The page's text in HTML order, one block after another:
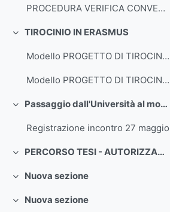
PROCEDURA VERIFICA CONVENZIONAMENTO
Minimizza
TIROCINIO IN ERASMUS
Modello PROGETTO DI TIROCINIO ERASMUS OUTgoing STUDIO
Modello PROGETTO DI TIROCINIO ERASMUS OUTgoing EXTRA-EU - TRAINEESHIP
Minimizza Passaggio dall'Università al mondo del lavoro
Registrazione incontro 27 maggio
Minimizza PERCORSO TESI - AUTORIZZAZIONE ALLO SPOSTAMENTO
Minimizza
Nuova sezione
Minimizza
Nuova sezione